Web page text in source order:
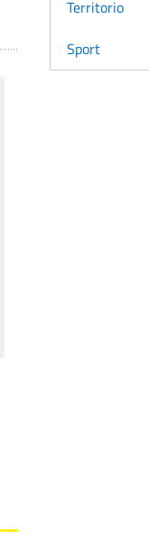
Territorio
Sport